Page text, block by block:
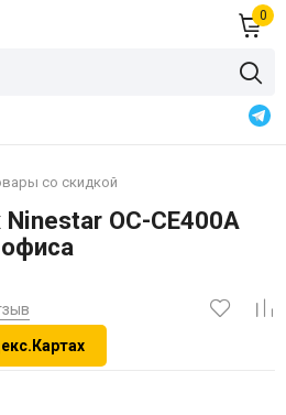
0
со скидкой
OC-CE400A